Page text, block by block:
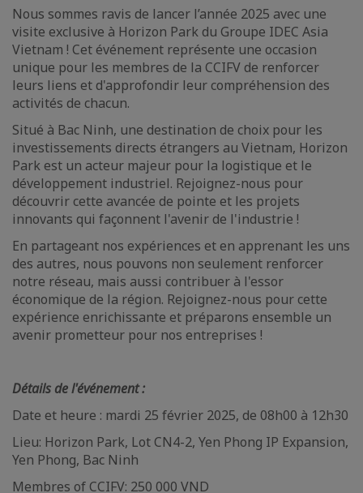
Nous sommes ravis de lancer l’année 2025 avec une
visite exclusive à Horizon Park du Groupe IDEC Asia
Vietnam ! Cet événement représente une occasion
unique pour les membres de la CCIFV de renforcer
leurs liens et d'approfondir leur compréhension des
activités de chacun.
Situé à Bac Ninh, une destination de choix pour les
investissements directs étrangers au Vietnam, Horizon
Park est un acteur majeur pour la logistique et le
développement industriel. Rejoignez-nous pour
découvrir cette avancée de pointe et les projets
innovants qui façonnent l'avenir de l'industrie !
En partageant nos expériences et en apprenant les uns
des autres, nous pouvons non seulement renforcer
notre réseau, mais aussi contribuer à l'essor
économique de la région. Rejoignez-nous pour cette
expérience enrichissante et préparons ensemble un
avenir prometteur pour nos entreprises !
Détails de l'événement :
Date et heure : mardi 25 février 2025, de 08h00 à 12h30
Lieu: Horizon Park, Lot CN4-2, Yen Phong IP Expansion,
Yen Phong, Bac Ninh
Membres of CCIFV: 250 000 VND